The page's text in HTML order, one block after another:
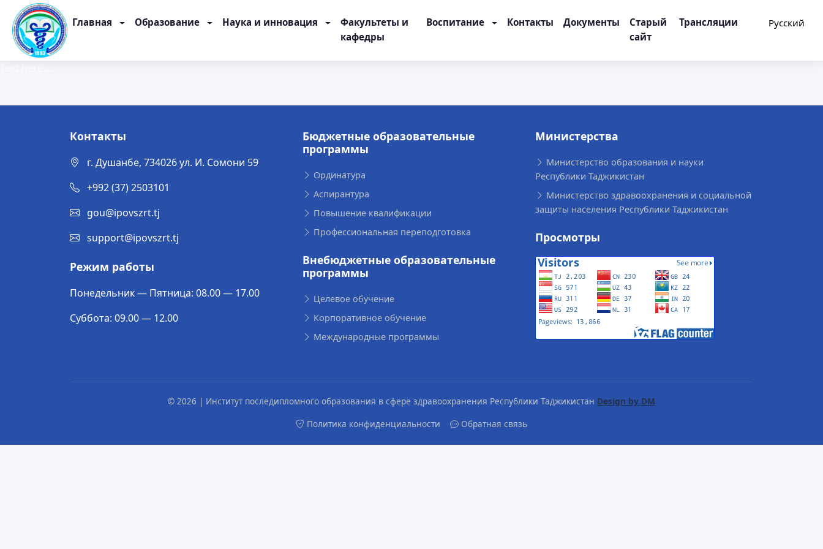
Главная Образование Наука и инновация
Факультеты и
кафедры
Воспитание Контакты Документы
Старый
сайт
Трансляции Русский
Контакты
г. Душанбе, 734026 ул. И. Сомони 59
+992 (37) 2503101
gou@ipovszrt.tj
support@ipovszrt.tj
Режим работы
Понедельник — Пятница: 08.00 — 17.00
Суббота: 09.00 — 12.00
Бюджетные образовательные
программы
Ординатура
Аспирантура
Повышение квалификации
Профессиональная переподготовка
Внебюджетные образовательные
программы
Целевое обучение
Корпоративное обучение
Международные программы
Министерства
Министерство образования и науки
Республики Таджикистан
Министерство здравоохранения и социальной
защиты населения Республики Таджикистан
Просмотры
© 2026 | Институт последипломного образования в сфере здравоохранения Республики Таджикистан Design by DM
Политика конфиденциальности
Обратная связь